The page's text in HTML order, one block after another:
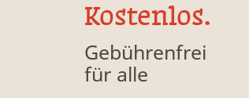
Kostenlos.
Gebührenfrei
für alle